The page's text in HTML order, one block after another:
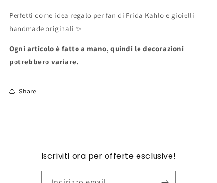
Perfetti come idea regalo per fan di Frida Kahlo e gioielli
handmade originali ✨
Ogni articolo è fatto a mano, quindi le decorazioni
potrebbero variare.
Share
Iscriviti ora per offerte esclusive!